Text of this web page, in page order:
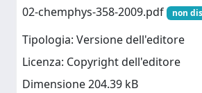
02-chemphys-358-2009.pdf
non
Tipologia: Versione dell'editore
Licenza: Copyright dell'editore
Dimensione 204.39 kB